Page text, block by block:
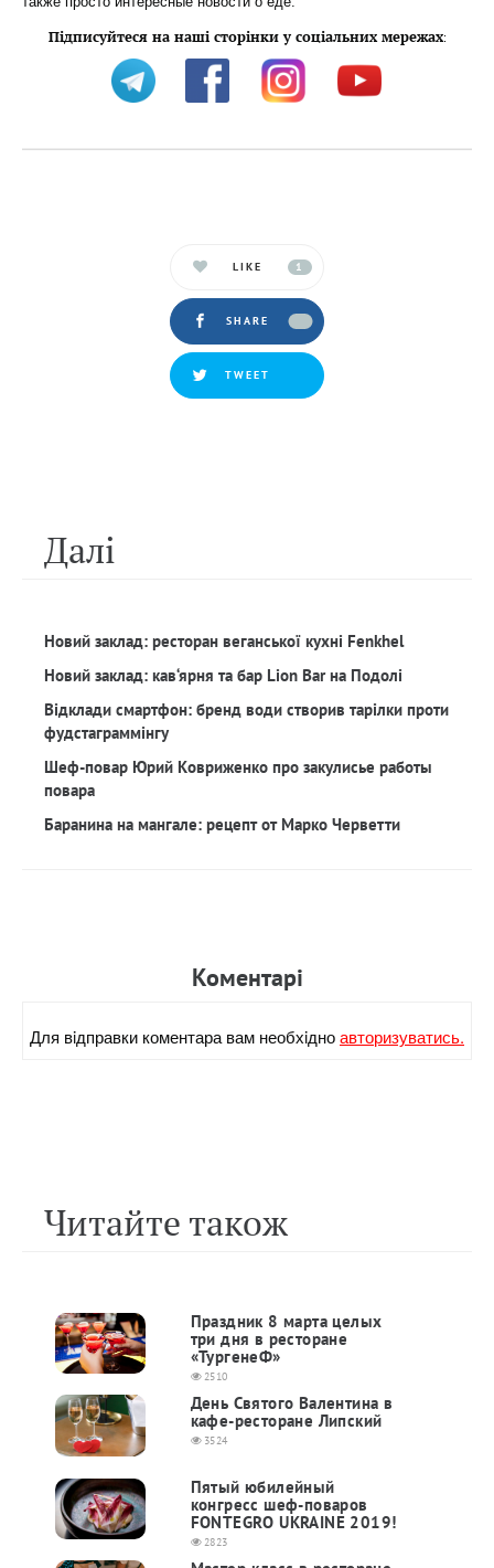
Підписуйтеся на наші сторінки у соціальних мережах:
LIKE 1
SHARE
TWEET
Далi
Новий заклад: ресторан веганської кухні Fenkhel
Новий заклад: кав‘ярня та бар Lion Bar на Подолі
Відклади смартфон: бренд води створив тарілки проти
фудстаграммінгу
Шеф-повар Юрий Ковриженко про закулисье работы
повара
Баранина на мангале: рецепт от Марко Черветти
Коментарi
Для вiдправки коментара вам необхiдноавторизуватись.
Читайте також
Праздник 8 марта целых
три дня в ресторане
«ТургенеФ»
2510
День Святого Валентина в
кафе-ресторане Липский
3524
Пятый юбилейный
конгресс шеф-поваров
FONTEGRO UKRAINE 2019!
2823